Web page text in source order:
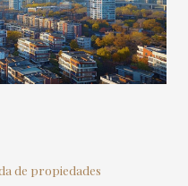
de propiedades